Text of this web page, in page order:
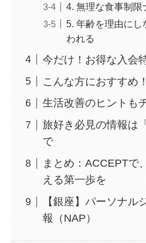
4. 無理な食事制限
5. 年齢を理由に
われる
今だけ！お得な入会
こんな方におすすめ！
生活改善のヒントも
旅好き必見の情報は
で
まとめ：ACCEPTで
える第一歩を
【銀座】パーソナル
報（NAP）